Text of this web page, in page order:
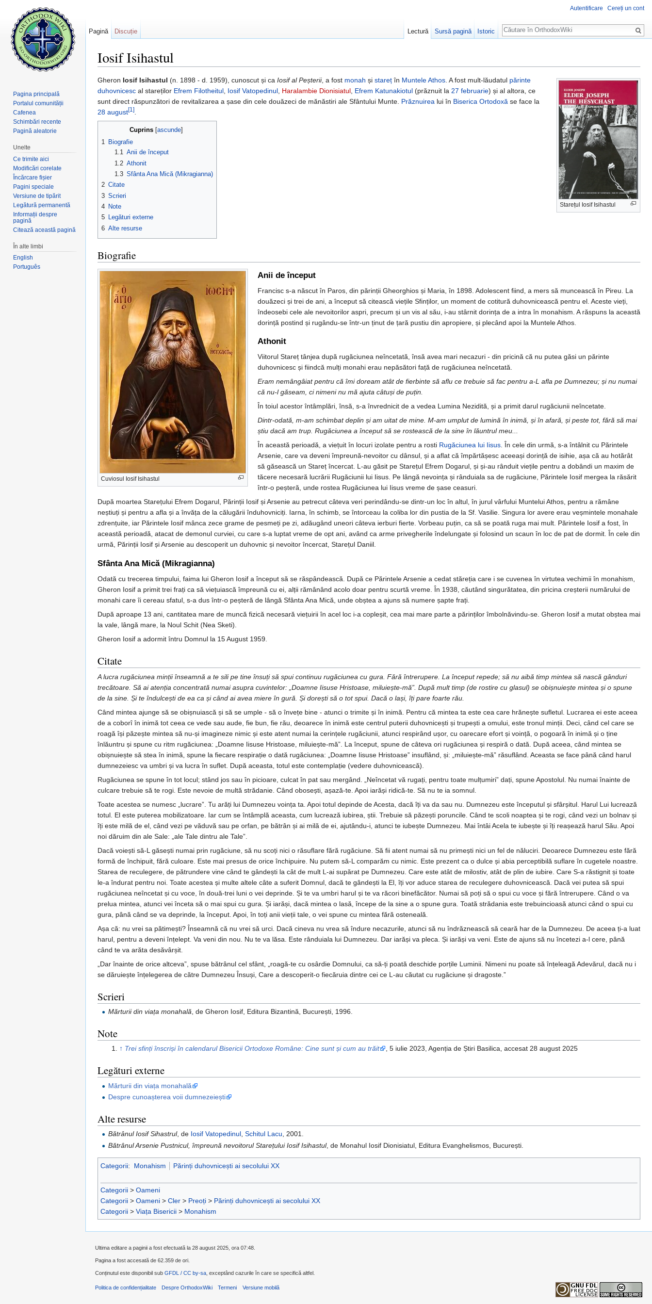
Iosif Isihastul
Starețul Iosif Isihastul
Gheron Iosif Isihastul (n. 1898 - d. 1959), cunoscut și ca Iosif al Peșterii, a fost monah și stareț în Muntele Athos. A fost mult-lăudatul părinte
duhovnicesc al stareților Efrem Filotheitul, Iosif Vatopedinul, Haralambie Dionisiatul, Efrem Katunakiotul (prăznuit la 27 februarie) și al altora, ce
sunt direct răspunzători de revitalizarea a șase din cele douăzeci de mănăstiri ale Sfântului Munte. Prăznuirea lui în Biserica Ortodoxă se face la
28 august[1].
Cuprins ascunde
1 Biografie
1.1 Anii de început
1.2 Athonit
1.3 Sfânta Ana Mică (Mikragianna)
2 Citate
3 Scrieri
4 Note
5 Legături externe
6 Alte resurse
Biografie
Cuviosul Iosif Isihastul
Anii de început
Francisc s-a născut în Paros, din părinții Gheorghios și Maria, în 1898. Adolescent fiind, a mers să muncească în Pireu. La
douăzeci și trei de ani, a început să citească viețile Sfinților, un moment de cotitură duhovnicească pentru el. Aceste vieți,
îndeosebi cele ale nevoitorilor aspri, precum și un vis al său, i-au stârnit dorința de a intra în monahism. A răspuns la această
dorință postind și rugându-se într-un ținut de țară pustiu din apropiere, și plecând apoi la Muntele Athos.
Athonit
Viitorul Stareț tânjea după rugăciunea neîncetată, însă avea mari necazuri - din pricină că nu putea găsi un părinte
duhovnicesc și fiindcă mulți monahi erau nepăsători față de rugăciunea neîncetată.
Eram nemângâiat pentru că îmi doream atât de fierbinte să aflu ce trebuie să fac pentru a-L afla pe Dumnezeu; și nu numai
că nu-l găseam, ci nimeni nu mă ajuta câtuși de puțin.
În toiul acestor întâmplări, însă, s-a învrednicit de a vedea Lumina Nezidită, și a primit darul rugăciunii neîncetate.
Dintr-odată, m-am schimbat deplin și am uitat de mine. M-am umplut de lumină în inimă, și în afară, și peste tot, fără să mai
știu dacă am trup. Rugăciunea a început să se rostească de la sine în lăuntrul meu...
În această perioadă, a viețuit în locuri izolate pentru a rosti Rugăciunea lui Iisus. În cele din urmă, s-a întâlnit cu Părintele
Arsenie, care va deveni împreună-nevoitor cu dânsul, și a aflat că împărtășesc aceeași dorință de isihie, așa că au hotărât
să găsească un Stareț încercat. L-au găsit pe Starețul Efrem Dogarul, și și-au rânduit viețile pentru a dobândi un maxim de
tăcere necesară lucrării Rugăciunii lui Iisus. Pe lângă nevoința și rânduiala sa de rugăciune, Părintele Iosif mergea la răsărit
într-o peșteră, unde rostea Rugăciunea lui Iisus vreme de șase ceasuri.
După moartea Starețului Efrem Dogarul, Părinții Iosif și Arsenie au petrecut câteva veri perindându-se dintr-un loc în altul, în jurul vârfului Muntelui Athos, pentru a rămâne
neștiuți și pentru a afla și a învăța de la călugării înduhovniciți. Iarna, în schimb, se întorceau la coliba lor din pustia de la Sf. Vasilie. Singura lor avere erau veșmintele monahale
zdrențuite, iar Părintele Iosif mânca zece grame de pesmeți pe zi, adăugând uneori câteva ierburi fierte. Vorbeau puțin, ca să se poată ruga mai mult. Părintele Iosif a fost, în
această perioadă, atacat de demonul curviei, cu care s-a luptat vreme de opt ani, având ca arme privegherile îndelungate și folosind un scaun în loc de pat de dormit. În cele din
urmă, Părinții Iosif și Arsenie au descoperit un duhovnic și nevoitor încercat, Starețul Daniil.
Sfânta Ana Mică (Mikragianna)
Odată cu trecerea timpului, faima lui Gheron Iosif a început să se răspândească. După ce Părintele Arsenie a cedat stăreția care i se cuvenea în virtutea vechimii în monahism,
Gheron Iosif a primit trei frați ca să viețuiască împreună cu ei, alții rămânând acolo doar pentru scurtă vreme. În 1938, căutând singurătatea, din pricina creșterii numărului de
monahi care îi cereau sfatul, s-a dus într-o peșteră de lângă Sfânta Ana Mică, unde obștea a ajuns să numere șapte frați.
După aproape 13 ani, cantitatea mare de muncă fizică necesară viețuirii în acel loc i-a copleșit, cea mai mare parte a părinților îmbolnăvindu-se. Gheron Iosif a mutat obștea mai
la vale, lângă mare, la Noul Schit (Nea Sketi).
Gheron Iosif a adormit întru Domnul la 15 August 1959.
Citate
A lucra rugăciunea minții înseamnă a te sili pe tine însuți să spui continuu rugăciunea cu gura. Fără întrerupere. La început repede; să nu aibă timp mintea să nască gânduri
trecătoare. Să ai atenția concentrată numai asupra cuvintelor: „Doamne Iisuse Hristoase, miluiește-mă”. După mult timp (de rostire cu glasul) se obișnuiește mintea și o spune
de la sine. Și te îndulcești de ea ca și când ai avea miere în gură. Și dorești să o tot spui. Dacă o lași, îți pare foarte rău.
Când mintea ajunge să se obișnuiască și să se umple - să o învețe bine - atunci o trimite și în inimă. Pentru că mintea ta este cea care hrănește sufletul. Lucrarea ei este aceea
de a coborî în inimă tot ceea ce vede sau aude, fie bun, fie rău, deoarece în inimă este centrul puterii duhovnicești și trupești a omului, este tronul minții. Deci, când cel care se
roagă își păzește mintea să nu-și imagineze nimic și este atent numai la cerințele rugăciunii, atunci respirând ușor, cu oarecare efort și voință, o pogoară în inimă și o ține
înlăuntru și spune cu ritm rugăciunea: „Doamne Iisuse Hristoase, miluiește-mă”. La început, spune de câteva ori rugăciunea și respiră o dată. După aceea, când mintea se
obișnuiește să stea în inimă, spune la fiecare respirație o dată rugăciunea: „Doamne Iisuse Hristoase” insuflând, și: „miluiește-mă” răsuflând. Aceasta se face până când harul
dumnezeiesc va umbri și va lucra în suflet. După aceasta, totul este contemplație (vedere duhovnicească).
Rugăciunea se spune în tot locul; stând jos sau în picioare, culcat în pat sau mergând. „Neîncetat vă rugați, pentru toate mulțumiri” dați, spune Apostolul. Nu numai înainte de
culcare trebuie să te rogi. Este nevoie de multă strădanie. Când obosești, așază-te. Apoi iarăși ridică-te. Să nu te ia somnul.
Toate acestea se numesc „lucrare”. Tu arăți lui Dumnezeu voința ta. Apoi totul depinde de Acesta, dacă îți va da sau nu. Dumnezeu este începutul și sfârșitul. Harul Lui lucrează
totul. El este puterea mobilizatoare. Iar cum se întâmplă aceasta, cum lucrează iubirea, știi. Trebuie să păzești poruncile. Când te scoli noaptea și te rogi, când vezi un bolnav și
îți este milă de el, când vezi pe văduvă sau pe orfan, pe bătrân și ai milă de ei, ajutându-i, atunci te iubește Dumnezeu. Mai întâi Acela te iubește și îți reașează harul Său. Apoi
noi dăruim din ale Sale: „ale Tale dintru ale Tale”.
Dacă voiești să-L găsești numai prin rugăciune, să nu scoți nici o răsuflare fără rugăciune. Să fii atent numai să nu primești nici un fel de năluciri. Deoarece Dumnezeu este fără
formă de închipuit, fără culoare. Este mai presus de orice închipuire. Nu putem să-L comparăm cu nimic. Este prezent ca o dulce și abia perceptibilă suflare în cugetele noastre.
Starea de reculegere, de pătrundere vine când te gândești la cât de mult L-ai supărat pe Dumnezeu. Care este atât de milostiv, atât de plin de iubire. Care S-a răstignit și toate
le-a îndurat pentru noi. Toate acestea și multe altele câte a suferit Domnul, dacă te gândești la El, îți vor aduce starea de reculegere duhovnicească. Dacă vei putea să spui
rugăciunea neîncetat și cu voce, în două-trei luni o vei deprinde. Și te va umbri harul și te va răcori binefăcător. Numai să poți să o spui cu voce și fără întrerupere. Când o va
prelua mintea, atunci vei înceta să o mai spui cu gura. Și iarăși, dacă mintea o lasă, începe de la sine a o spune gura. Toată strădania este trebuincioasă atunci când o spui cu
gura, până când se va deprinde, la început. Apoi, în toți anii vieții tale, o vei spune cu mintea fără osteneală.
Așa că: nu vrei sa pătimești? Înseamnă că nu vrei să urci. Dacă cineva nu vrea să îndure necazurile, atunci să nu îndrăznească să ceară har de la Dumnezeu. De aceea ți-a luat
harul, pentru a deveni înțelept. Va veni din nou. Nu te va lăsa. Este rânduiala lui Dumnezeu. Dar iarăși va pleca. Și iarăși va veni. Este de ajuns să nu încetezi a-l cere, până
când te va arăta desăvârșit.
„Dar înainte de orice altceva”, spuse bătrânul cel sfânt, „roagă-te cu osârdie Domnului, ca să-ți poată deschide porțile Luminii. Nimeni nu poate să înțeleagă Adevărul, dacă nu i
se dăruiește înțelegerea de către Dumnezeu Însuși, Care a descoperit-o fiecăruia dintre cei ce L-au căutat cu rugăciune și dragoste.”
Scrieri
Mărturii din viața monahală , de Gheron Iosif, Editura Bizantină, București, 1996.
Note
↑ Trei sfinți înscriși în calendarul Bisericii Ortodoxe Române: Cine sunt și cum au trăit , 5 iulie 2023, Agenția de Știri Basilica, accesat 28 august 2025
Legături externe
Mărturii din viața monahală
Despre cunoașterea voii dumnezeiești
Alte resurse
Bătrânul Iosif Sihastrul, de Iosif Vatopedinul,Schitul Lacu, 2001.
Bătrânul Arsenie Pustnicul, împreună nevoitorul Starețului Iosif Isihastul, de Monahul Iosif Dionisiatul, Editura Evanghelismos, București.
Categorii: Monahism Părinți duhovnicești ai secolului XX
Categorii > Oameni
Categorii > Oameni > Cler > Preoți > Părinți duhovnicești ai secolului XX
Categorii > Viața Bisericii > Monahism
Autentificare Cereți un cont
Pagină Discuție Lectură Sursă pagină Istoric
Căutare
Pagina principală
Portalul comunității
Cafenea
Schimbări recente
Pagină aleatorie
Unelte
Ce trimite aici
Modificări corelate
Încărcare fișier
Pagini speciale
Versiune de tipărit
Legătură permanentă
Informații despre
pagină
Citează această pagină
În alte limbi
English
Português
Ultima editare a paginii a fost efectuată la 28 august 2025, ora 07:48.
Pagina a fost accesată de 62.359 de ori.
Conținutul este disponibil sub GFDL / CC by-sa , exceptând cazurile în care se specifică altfel.
Politica de confidențialitate Despre OrthodoxWiki Termeni Versiune mobilă